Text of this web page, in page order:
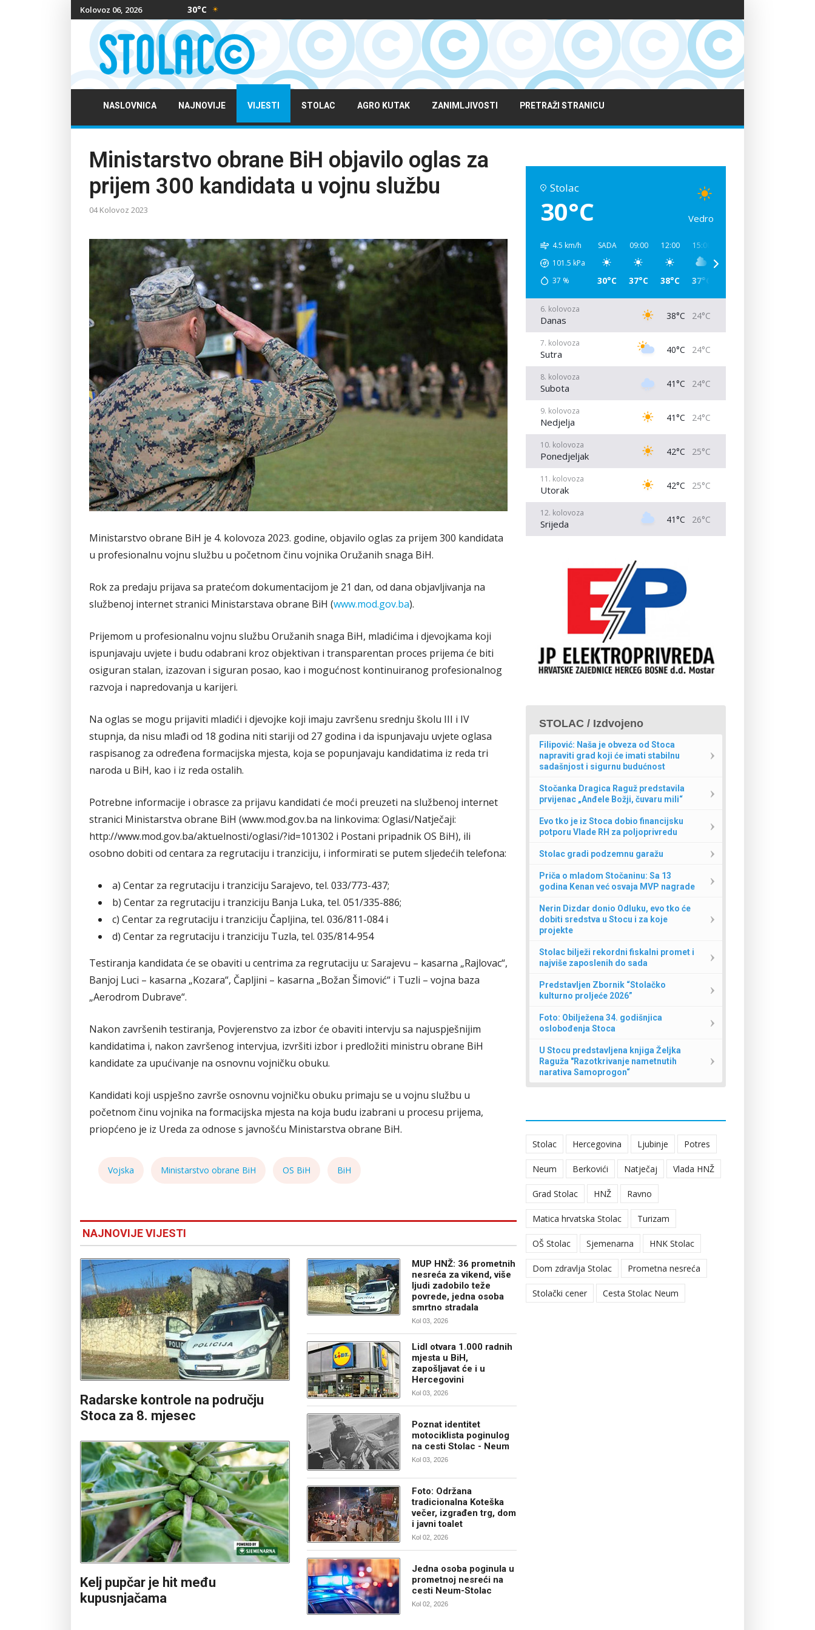
Kolovoz 06, 2026 30°C
NASLOVNICA NAJNOVIJE VIJESTI STOLAC AGRO KUTAK ZANIMLJIVOSTI PRETRAŽI STRANICU
Ministarstvo obrane BiH objavilo oglas za
prijem 300 kandidata u vojnu službu
04 Kolovoz 2023
Ministarstvo obrane BiH je 4. kolovoza 2023. godine, objavilo oglas za prijem 300 kandidata
u profesionalnu vojnu službu u početnom činu vojnika Oružanih snaga BiH.
Rok za predaju prijava sa pratećom dokumentacijom je 21 dan, od dana objavljivanja na
službenoj internet stranici Ministarstava obrane BiH (www.mod.gov.ba).
Prijemom u profesionalnu vojnu službu Oružanih snaga BiH, mladićima i djevojkama koji
ispunjavaju uvjete i budu odabrani kroz objektivan i transparentan proces prijema će biti
osiguran stalan, izazovan i siguran posao, kao i mogućnost kontinuiranog profesionalnog
razvoja i napredovanja u karijeri.
Na oglas se mogu prijaviti mladići i djevojke koji imaju završenu srednju školu III i IV
stupnja, da nisu mlađi od 18 godina niti stariji od 27 godina i da ispunjavaju uvjete oglasa
raspisanog za određena formacijska mjesta, koja se popunjavaju kandidatima iz reda tri
naroda u BiH, kao i iz reda ostalih.
Potrebne informacije i obrasce za prijavu kandidati će moći preuzeti na službenoj internet
stranici Ministarstva obrane BiH (www.mod.gov.ba na linkovima: Oglasi/Natječaji:
http://www.mod.gov.ba/aktuelnosti/oglasi/?id=101302 i Postani pripadnik OS BiH), ili
osobno dobiti od centara za regrutaciju i tranziciju, i informirati se putem sljedećih telefona:
a) Centar za regrutaciju i tranziciju Sarajevo, tel. 033/773-437;
b) Centar za regrutaciju i tranziciju Banja Luka, tel. 051/335-886;
c) Centar za regrutaciju i tranziciju Čapljina, tel. 036/811-084 i
d) Centar za regrutaciju i tranziciju Tuzla, tel. 035/814-954
Testiranja kandidata će se obaviti u centrima za regrutaciju u: Sarajevu – kasarna „Rajlovac“,
Banjoj Luci – kasarna „Kozara“, Čapljini – kasarna „Božan Šimović“ i Tuzli – vojna baza
„Aerodrom Dubrave“.
Nakon završenih testiranja, Povjerenstvo za izbor će obaviti intervju sa najuspješnijim
kandidatima i, nakon završenog intervjua, izvršiti izbor i predložiti ministru obrane BiH
kandidate za upućivanje na osnovnu vojničku obuku.
Kandidati koji uspješno završe osnovnu vojničku obuku primaju se u vojnu službu u
početnom činu vojnika na formacijska mjesta na koja budu izabrani u procesu prijema,
priopćeno je iz Ureda za odnose s javnošću Ministarstva obrane BiH.
Vojska Ministarstvo obrane BiH OS BiH BiH
NAJNOVIJE VIJESTI
Radarske kontrole na području
Stoca za 8. mjesec
Kelj pupčar je hit među
kupusnjačama
MUP HNŽ: 36 prometnih
nesreća za vikend, više
ljudi zadobilo teže
povrede, jedna osoba
smrtno stradala
Kol 03, 2026
Lidl otvara 1.000 radnih
mjesta u BiH,
zapošljavat će i u
Hercegovini
Kol 03, 2026
Poznat identitet
motociklista poginulog
na cesti Stolac - Neum
Kol 03, 2026
Foto: Održana
tradicionalna Koteška
večer, izgrađen trg, dom
i javni toalet
Kol 02, 2026
Jedna osoba poginula u
prometnoj nesreći na
cesti Neum-Stolac
Kol 02, 2026
Stolac
30°C Vedro
4.5 km/h
101.5 kPa
37 %
SADA
30°C
09:00
37°C
12:00
38°C
15:00
37°C
6. kolovoza
Danas 38°C 24°C
7. kolovoza
Sutra 40°C 24°C
8. kolovoza
Subota 41°C 24°C
9. kolovoza
Nedjelja 41°C 24°C
10. kolovoza
Ponedjeljak 42°C 25°C
11. kolovoza
Utorak 42°C 25°C
12. kolovoza
Srijeda 41°C 26°C
STOLAC / Izdvojeno
Filipović: Naša je obveza od Stoca
napraviti grad koji će imati stabilnu
sadašnjost i sigurnu budućnost
Stočanka Dragica Raguž predstavila
prvijenac „Anđele Božji, čuvaru mili“
Evo tko je iz Stoca dobio financijsku
potporu Vlade RH za poljoprivredu
Stolac gradi podzemnu garažu
Priča o mladom Stočaninu: Sa 13
godina Kenan već osvaja MVP nagrade
Nerin Dizdar donio Odluku, evo tko će
dobiti sredstva u Stocu i za koje
projekte
Stolac bilježi rekordni fiskalni promet i
najviše zaposlenih do sada
Predstavljen Zbornik “Stolačko
kulturno proljeće 2026”
Foto: Obilježena 34. godišnjica
oslobođenja Stoca
U Stocu predstavljena knjiga Željka
Raguža "Razotkrivanje nametnutih
narativa Samoprogon“
Stolac Hercegovina Ljubinje Potres
Neum Berkovići Natječaj Vlada HNŽ
Grad Stolac HNŽ Ravno
Matica hrvatska Stolac Turizam
OŠ Stolac Sjemenarna HNK Stolac
Dom zdravlja Stolac Prometna nesreća
Stolački cener Cesta Stolac Neum